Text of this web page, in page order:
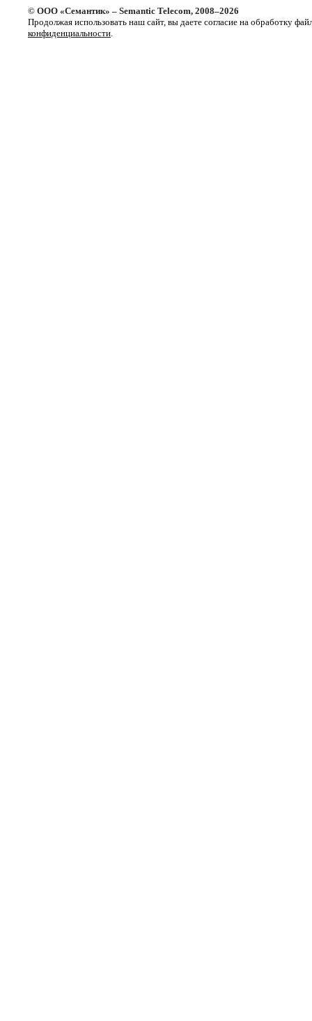
© ООО «Семантик» – Semantic Telecom, 2008–2026
Продолжая использовать наш сайт, вы даете согласие на обработку
конфиденциальности.